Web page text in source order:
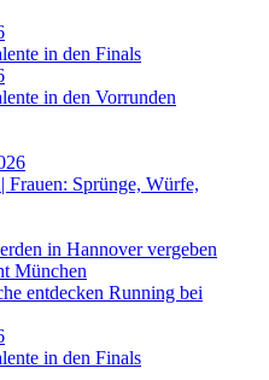
in den Finals
in den Vorrunden
Sprünge, Würfe,
in Hannover vergeben
München
entdecken Running bei
in den Finals